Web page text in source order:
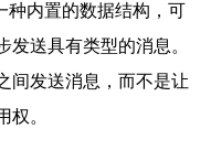
种内置的数据结构，可
发送具有类型的消息。
间发送消息，而不是让
权。